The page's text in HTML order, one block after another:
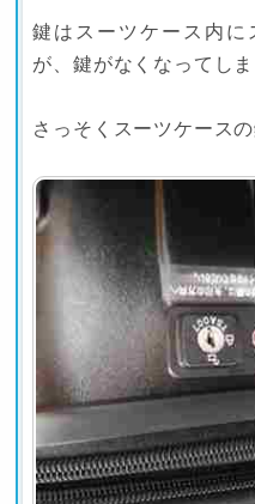
鍵はスーツケース内
が、鍵がなくなってし
さっそくスーツケースの